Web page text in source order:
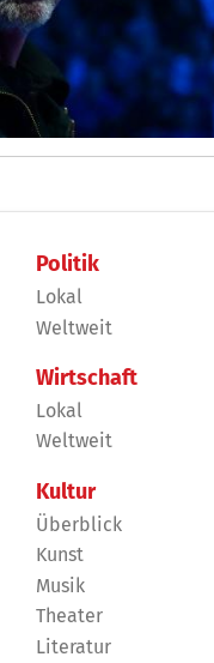
Politik
Lokal
Weltweit
Wirtschaft
Lokal
Weltweit
Kultur
Überblick
Kunst
Musik
Theater
Literatur